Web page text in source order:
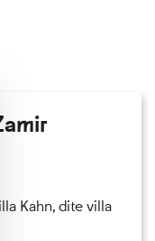
Kahn, dite villa
le